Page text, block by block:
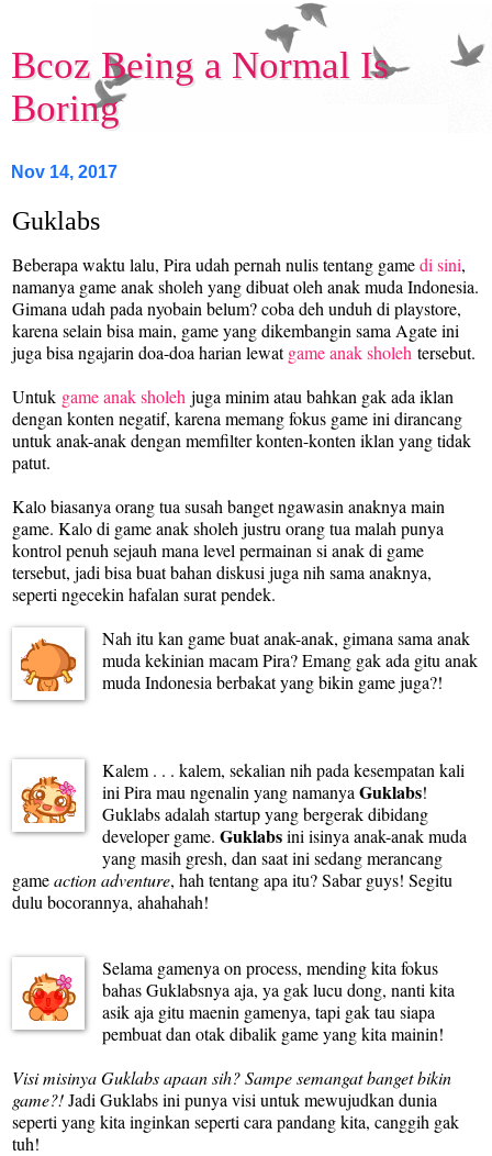
Bcoz Being a Normal Is
Boring
Nov 14, 2017
Guklabs
Beberapa waktu lalu, Pira udah pernah nulis tentang gamedi sini,
namanya game anak sholeh yang dibuat oleh anak muda Indonesia.
Gimana udah pada nyobain belum? coba deh unduh di playstore,
karena selain bisa main, game yang dikembangin sama Agate ini
juga bisa ngajarin doa-doa harian lewatgame anak sholeh tersebut.
Untuk game anak sholeh juga minim atau bahkan gak ada iklan
dengan konten negatif, karena memang fokus game ini dirancang
untuk anak-anak dengan memfilter konten-konten iklan yang tidak
patut.
Kalo biasanya orang tua susah banget ngawasin anaknya main
game. Kalo di game anak sholeh justru orang tua malah punya
kontrol penuh sejauh mana level permainan si anak di game
tersebut, jadi bisa buat bahan diskusi juga nih sama anaknya,
seperti ngecekin hafalan surat pendek.
Nah itu kan game buat anak-anak, gimana sama anak
muda kekinian macam Pira? Emang gak ada gitu anak
muda Indonesia berbakat yang bikin game juga?!
Kalem . . . kalem, sekalian nih pada kesempatan kali
ini Pira mau ngenalin yang namanya Guklabs!
Guklabs adalah startup yang bergerak dibidang
developer game. Guklabsini isinya anak-anak muda
yang masih gresh, dan saat ini sedang merancang
gameaction adventure, hah tentang apa itu? Sabar guys! Segitu
dulu bocorannya, ahahahah!
Selama gamenya on process, mending kita fokus
bahas Guklabsnya aja, ya gak lucu dong, nanti kita
asik aja gitu maenin gamenya, tapi gak tau siapa
pembuat dan otak dibalik game yang kita mainin!
Visi misinya Guklabs apaan sih? Sampe semangat banget bikin
game?!Jadi Guklabs ini punya visi untuk mewujudkan dunia
seperti yang kita inginkan seperti cara pandang kita, canggih gak
tuh!